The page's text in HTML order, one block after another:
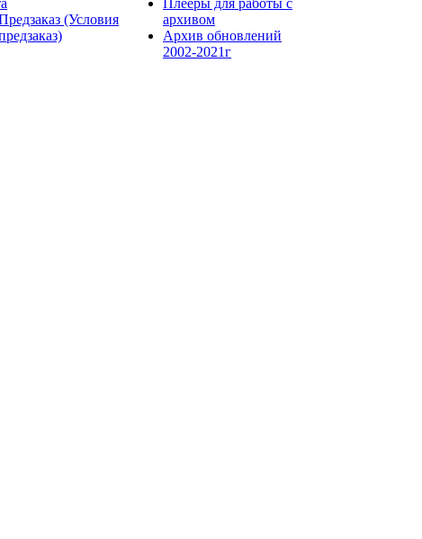
(Условия
Плееры для работы с
архивом
Архив обновлений
2002-2021г